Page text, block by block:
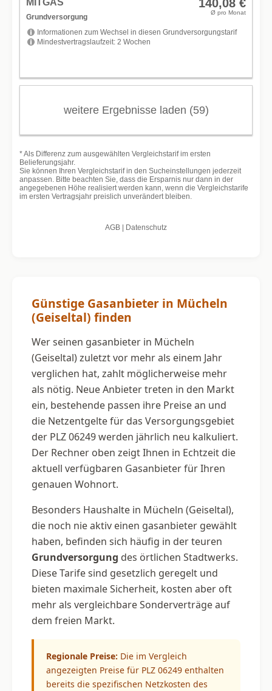
Günstige Gasanbieter in Mücheln
(Geiseltal) finden
Wer seinen gasanbieter in Mücheln
(Geiseltal) zuletzt vor mehr als einem Jahr
verglichen hat, zahlt möglicherweise mehr
als nötig. Neue Anbieter treten in den Markt
ein, bestehende passen ihre Preise an und
die Netzentgelte für das Versorgungsgebiet
der PLZ 06249 werden jährlich neu kalkuliert.
Der Rechner oben zeigt Ihnen in Echtzeit die
aktuell verfügbaren Gasanbieter für Ihren
genauen Wohnort.
Besonders Haushalte in Mücheln (Geiseltal),
die noch nie aktiv einen gasanbieter gewählt
haben, befinden sich häufig in der teuren
Grundversorgung des örtlichen Stadtwerks.
Diese Tarife sind gesetzlich geregelt und
bieten maximale Sicherheit, kosten aber oft
mehr als vergleichbare Sonderverträge auf
dem freien Markt.
Regionale Preise: Die im Vergleich
angezeigten Preise für PLZ 06249 enthalten
bereits die spezifischen Netzkosten des